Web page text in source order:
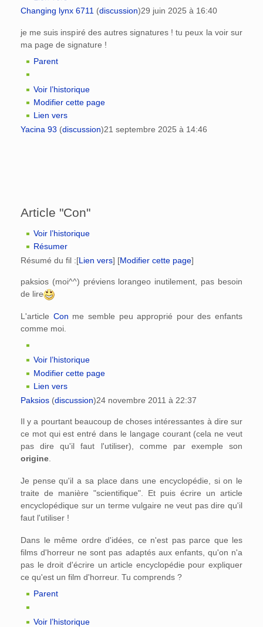
Changing lynx 6711 (discussion)29 juin 2025 à 16:40
je me suis inspiré des autres signatures ! tu peux la voir sur
ma page de signature !
Parent
Voir l’historique
Modifier cette page
Lien vers
Yacina 93 (discussion)21 septembre 2025 à 14:46
Article "Con"
Voir l’historique
Résumer
Résumé du fil :[Lien vers] [Modifier cette page]
paksios (moi^^) préviens lorangeo inutilement, pas besoin
de lire
L'article Con me semble peu approprié pour des enfants
comme moi.
Voir l’historique
Modifier cette page
Lien vers
Paksios (discussion)24 novembre 2011 à 22:37
Il y a pourtant beaucoup de choses intéressantes à dire sur
ce mot qui est entré dans le langage courant (cela ne veut
pas dire qu'il faut l'utiliser), comme par exemple son
origine
Je pense qu'il a sa place dans une encyclopédie, si on le
traite de manière "scientifique". Et puis écrire un article
encyclopédique sur un terme vulgaire ne veut pas dire qu'il
faut l'utiliser !
Dans le même ordre d'idées, ce n'est pas parce que les
films d'horreur ne sont pas adaptés aux enfants, qu'on n'a
pas le droit d'écrire un article encyclopédie pour expliquer
ce qu'est un film d'horreur. Tu comprends ?
Parent
Voir l’historique